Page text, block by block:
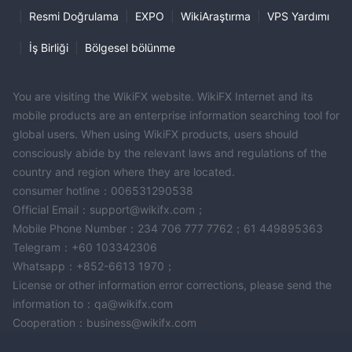
Resmi Doğrulama EXPO WikiAraştırma VPS Yardımı
İş Birliği Bölgesel bölünme
You are visiting the WikiFX website. WikiFX Internet and its
mobile products are an enterprise information searching tool for
global users. When using WikiFX products, users should
consciously abide by the relevant laws and regulations of the
country and region where they are located.
consumer hotline：006531290538
Official Email：support@wikifx.com；
Mobile Phone Number：234 706 777 7762；61 449895363
Telegram：+60 103342306
Whatsapp：+852-6613 1970；
License or other information error corrections, please send the
information to：qa@wikifx.com
Cooperation：business@wikifx.com